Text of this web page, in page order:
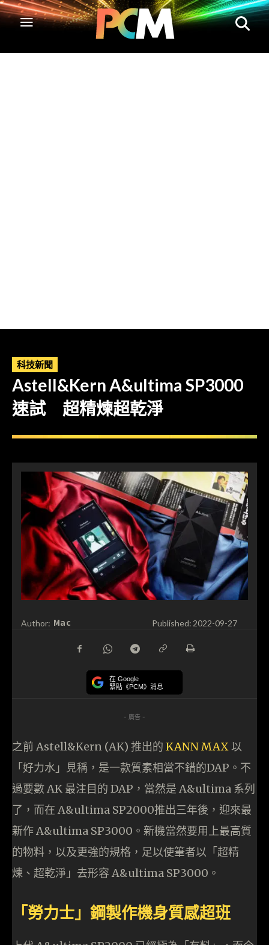
科技新聞
Astell&Kern A&ultima SP3000
速試 超精煉超乾淨
Author: Mac Published: 2022-09-27
在 Google
緊貼《PCM》消息
- 廣告 -
之前 Astell&Kern (AK) 推出的 KANN MAX以
「好力水」見稱，是一款質素相當不錯的DAP。不
過要數 AK 最注目的 DAP，當然是 A&ultima 系列
了，而在 A&ultima SP2000推出三年後，迎來最
新作 A&ultima SP3000。新機當然要用上最高質
的物料，以及更強的規格，足以使筆者以「超精
煉、超乾淨」去形容 A&ultima SP3000。
「勞力士」鋼製作機身質感超班